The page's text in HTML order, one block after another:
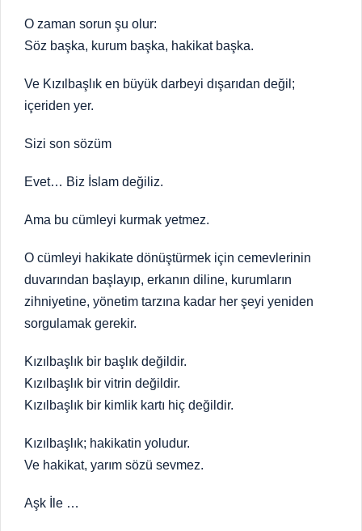
O zaman sorun şu olur:
Söz başka, kurum başka, hakikat başka.
Ve Kızılbaşlık en büyük darbeyi dışarıdan değil;
içeriden yer.
Sizi son sözüm
Evet… Biz İslam değiliz.
Ama bu cümleyi kurmak yetmez.
O cümleyi hakikate dönüştürmek için cemevlerinin
duvarından başlayıp, erkanın diline, kurumların
zihniyetine, yönetim tarzına kadar her şeyi yeniden
sorgulamak gerekir.
Kızılbaşlık bir başlık değildir.
Kızılbaşlık bir vitrin değildir.
Kızılbaşlık bir kimlik kartı hiç değildir.
Kızılbaşlık; hakikatin yoludur.
Ve hakikat, yarım sözü sevmez.
Aşk İle …